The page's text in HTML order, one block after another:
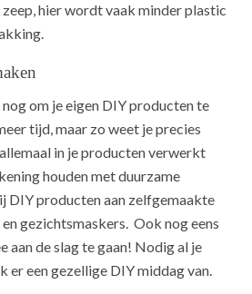
hier wordt vaak minder plastic
om je eigen DIY producten te
tijd, maar zo weet je precies
in je producten verwerkt
houden met duurzame
DIY producten aan zelfgemaakte
gezichtsmaskers. Ook nog eens
aan de slag te gaan! Nodig al je
er een gezellige DIY middag van.